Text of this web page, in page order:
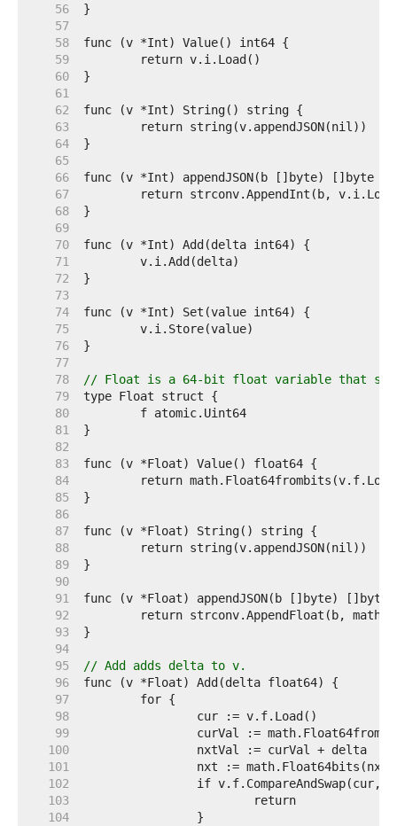
    56
    57
    58
    59
    60
    61
    62
    63
    64
    65
    66
    67
    68
    69
    70
    71
    72
    73
    74
    75
    76
    77
    78
// Float is a 64-bit float variable that
    79
    80
    81
    82
    83
    84
    85
    86
    87
    88
    89
    90
    91
    92
    93
    94
    95
// Add adds delta to v.
    96
    97
    98
    99
   100
   101
   102
   103
   104